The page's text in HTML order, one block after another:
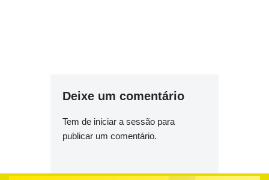
Deixe um comentário
Tem de iniciar a sessão para
publicar um comentário.